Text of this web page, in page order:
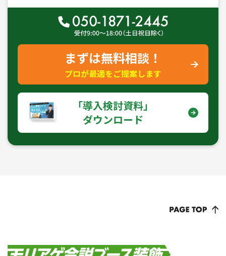
まずは無料相談！
プロが最適をご提案します
｢導入検討資料｣
ダウンロード